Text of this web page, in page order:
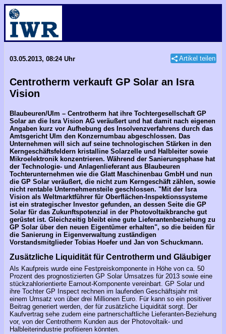
03.05.2013, 08:24 Uhr Artikel teilen
Centrotherm verkauft GP Solar an Isra
Vision
Blaubeuren/Ulm – Centrotherm hat ihre Tochtergesellschaft GP
Solar an die Isra Vision AG veräußert und hat damit nach eigenen
Angaben kurz vor Aufhebung des Insolvenzverfahrens durch das
Amtsgericht Ulm den Konzernumbau abgeschlossen. Das
Unternehmen will sich auf seine technologischen Stärken in den
Kerngeschäftsfeldern kristalline Solarzelle und Halbleiter sowie
Mikroelektronik konzentrieren. Während der Sanierungsphase hat
der Technologie- und Anlagenlieferant aus Blaubeuren
Tochterunternehmen wie die Glatt Maschinenbau GmbH und nun
die GP Solar veräußert, die nicht zum Kerngeschäft zählen, sowie
nicht rentable Unternehmensteile geschlossen. "Mit der Isra
Vision als Weltmarktführer für Oberflächen-Inspektionssysteme
ist ein strategischer Investor gefunden, an dessen Seite die GP
Solar für das Zukunftspotenzial in der Photovoltaikbranche gut
gerüstet ist. Gleichzeitig bleibt eine gute Lieferantenbeziehung zu
GP Solar über den neuen Eigentümer erhalten", so die beiden für
die Sanierung in Eigenverwaltung zuständigen
Vorstandsmitglieder Tobias Hoefer und Jan von Schuckmann.
Zusätzliche Liquidität für Centrotherm und Gläubiger
Als Kaufpreis wurde eine Festpreiskomponente in Höhe von ca. 50
Prozent des prognostizierten GP Solar Umsatzes für 2013 sowie eine
stückzahlorientierte Earnout-Komponente vereinbart. GP Solar und
ihre Tochter GP Inspect rechnen im laufenden Geschäftsjahr mit
einem Umsatz von über drei Millionen Euro. Für kann so ein positiver
Beitrag generiert werden, der für zusätzliche Liquidität sorgt. Der
Kaufvertrag sehe zudem eine partnerschaftliche Lieferanten-Beziehung
vor, von der Centrotherm Kunden aus der Photovoltaik- und
Halbleiterindustrie profitieren könnten.